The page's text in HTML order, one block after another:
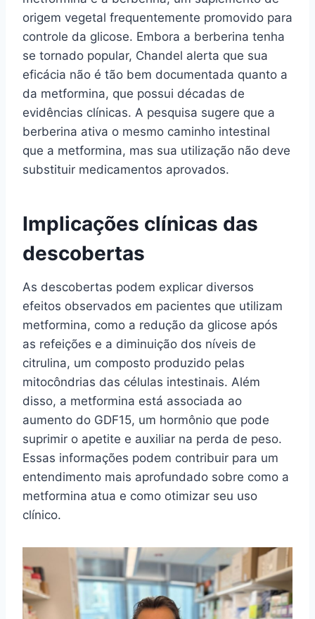
origem vegetal frequentemente promovido para
controle da glicose. Embora a berberina tenha
se tornado popular, Chandel alerta que sua
eficácia não é tão bem documentada quanto a
da metformina, que possui décadas de
evidências clínicas. A pesquisa sugere que a
berberina ativa o mesmo caminho intestinal
que a metformina, mas sua utilização não deve
substituir medicamentos aprovados.
Implicações clínicas das
descobertas
As descobertas podem explicar diversos
efeitos observados em pacientes que utilizam
metformina, como a redução da glicose após
as refeições e a diminuição dos níveis de
citrulina, um composto produzido pelas
mitocôndrias das células intestinais. Além
disso, a metformina está associada ao
aumento do GDF15, um hormônio que pode
suprimir o apetite e auxiliar na perda de peso.
Essas informações podem contribuir para um
entendimento mais aprofundado sobre como a
metformina atua e como otimizar seu uso
clínico.